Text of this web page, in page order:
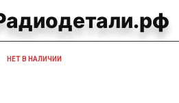
НЕТ В НАЛИЧИИ